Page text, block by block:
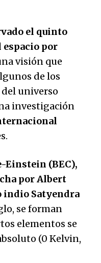
el quinto
espacio por
visión que
de los
universo
investigación
Einstein (BEC),
por Albert
indio Satyendra
se forman
elementos se
(0 Kelvin,